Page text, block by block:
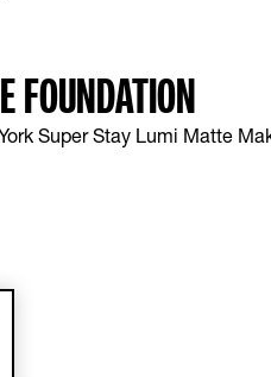
FOUNDATION
Super Stay Lumi Matte